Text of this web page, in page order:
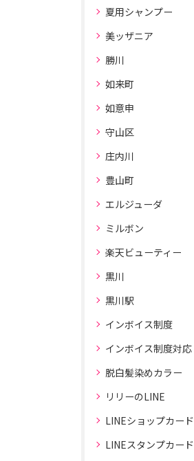
夏用シャンプー
美ッザニア
勝川
如来町
如意申
守山区
庄内川
豊山町
エルジューダ
ミルボン
楽天ビューティー
黒川
黒川駅
インボイス制度
インボイス制度対応
脱白髪染めカラー
リリーのLINE
LINEショップカード
LINEスタンプカード